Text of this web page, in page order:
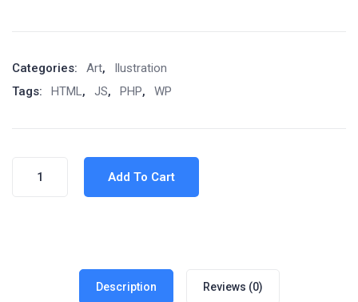
Categories: Art,
Ilustration
Tags:
HTML, JS, PHP, WP
Add To Cart
Description Reviews (0)